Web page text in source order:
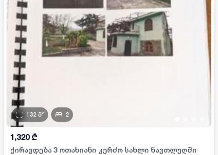
132 მ² 2
1,320 ₾
ქირავდება 3 ოთახიანი კერძო სახლი ნავთლუღში